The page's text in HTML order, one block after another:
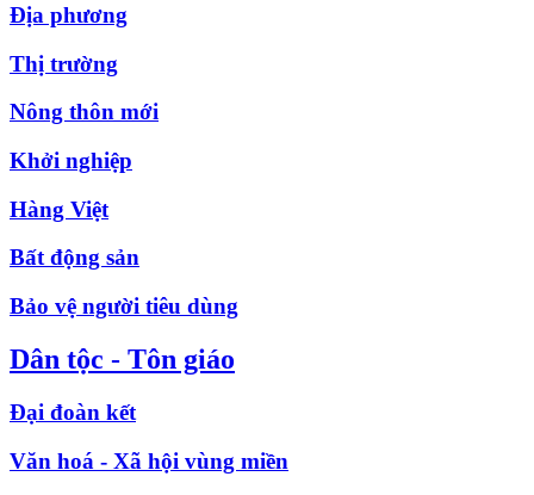
Địa phương
Thị trường
Nông thôn mới
Khởi nghiệp
Hàng Việt
Bất động sản
Bảo vệ người tiêu dùng
Dân tộc - Tôn giáo
Đại đoàn kết
Văn hoá - Xã hội vùng miền